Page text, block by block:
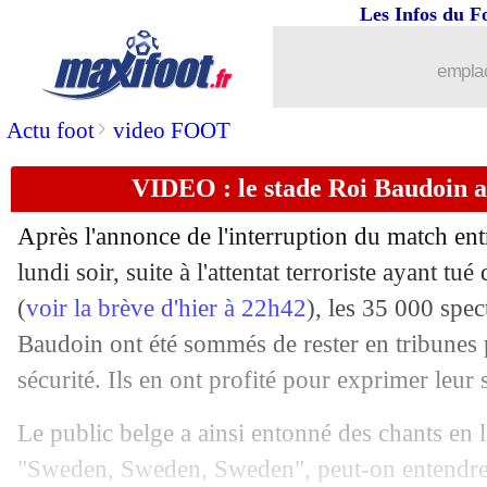
Actu foot> video FOOT
Les Infos du
VIDEO : le stade Roi Baudoin
Après l'annonce de l'interruption du match
lundi soir, suite à l'attentat terroriste ayant tué
(voir la brève d'hier à 22h42), les 35 000
Baudoin ont été sommés de rester en tribunes
sécurité. Ils en ont profité pour exprimer leur
Le public belge a ainsi entonné des chants en
"Sweden, Sweden, Sweden", peut-on
: Fagioli, le verdict tombe
17/10 Lille: Yazici savoure sa vie en France
17/10 PSG: la valeur de Zaïre-Emery
Divers: M'Vila encore loin de
17/10 Real: la fratrie Bellingham réunie ?
17/10 Brésil: Diniz encense Neymar
17/10 Islande : le retour spécial de
17/10 Juve: Fagioli vers une suspension de